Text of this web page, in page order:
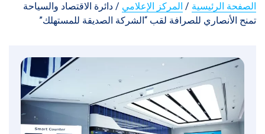
الصفحة الرئيسية / المركز الإعلامي / دائرة الاقتصاد والسياحة
تمنح الأنصاري للصرافة لقب “الشركة الصديقة للمستهلك”